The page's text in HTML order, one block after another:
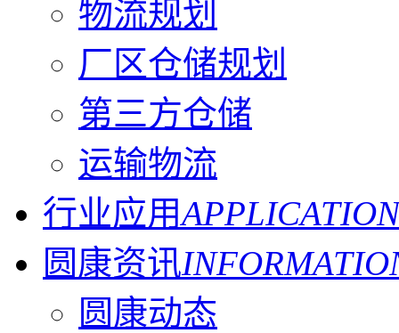
物流规划
厂区仓储规划
第三方仓储
运输物流
行业应用APPLICATION
圆康资讯
圆康动态